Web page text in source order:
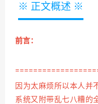
※ 正文概述 ※
前言：
因为太麻烦所以 本人并
系统又附带乱七八糟的